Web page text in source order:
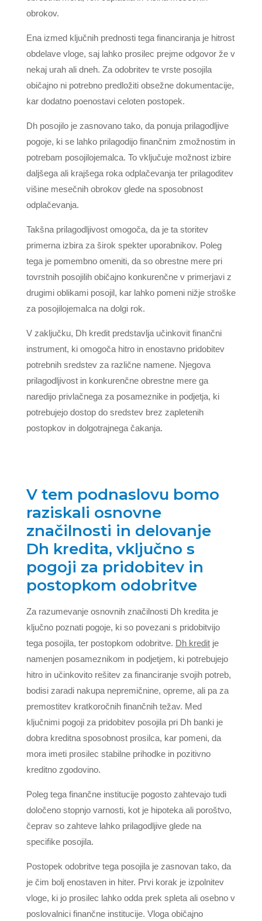
obrokov.
Ena izmed ključnih prednosti tega financiranja je hitrost
obdelave vloge, saj lahko prosilec prejme odgovor že v
nekaj urah ali dneh. Za odobritev te vrste posojila
običajno ni potrebno predložiti obsežne dokumentacije,
kar dodatno poenostavi celoten postopek.
Dh posojilo je zasnovano tako, da ponuja prilagodljive
pogoje, ki se lahko prilagodijo finančnim zmožnostim in
potrebam posojilojemalca. To vključuje možnost izbire
daljšega ali krajšega roka odplačevanja ter prilagoditev
višine mesečnih obrokov glede na sposobnost
odplačevanja.
Takšna prilagodljivost omogoča, da je ta storitev
primerna izbira za širok spekter uporabnikov. Poleg
tega je pomembno omeniti, da so obrestne mere pri
tovrstnih posojilih običajno konkurenčne v primerjavi z
drugimi oblikami posojil, kar lahko pomeni nižje stroške
za posojilojemalca na dolgi rok.
V zaključku, Dh kredit predstavlja učinkovit finančni
instrument, ki omogoča hitro in enostavno pridobitev
potrebnih sredstev za različne namene. Njegova
prilagodljivost in konkurenčne obrestne mere ga
naredijo privlačnega za posameznike in podjetja, ki
potrebujejo dostop do sredstev brez zapletenih
postopkov in dolgotrajnega čakanja.
V tem podnaslovu bomo
raziskali osnovne
značilnosti in delovanje
Dh kredita, vključno s
pogoji za pridobitev in
postopkom odobritve
Za razumevanje osnovnih značilnosti Dh kredita je
ključno poznati pogoje, ki so povezani s pridobitvijo
tega posojila, ter postopkom odobritve. Dh kreditje
namenjen posameznikom in podjetjem, ki potrebujejo
hitro in učinkovito rešitev za financiranje svojih potreb,
bodisi zaradi nakupa nepremičnine, opreme, ali pa za
premostitev kratkoročnih finančnih težav. Med
ključnimi pogoji za pridobitev posojila pri Dh banki je
dobra kreditna sposobnost prosilca, kar pomeni, da
mora imeti prosilec stabilne prihodke in pozitivno
kreditno zgodovino.
Poleg tega finančne institucije pogosto zahtevajo tudi
določeno stopnjo varnosti, kot je hipoteka ali poroštvo,
čeprav so zahteve lahko prilagodljive glede na
specifike posojila.
Postopek odobritve tega posojila je zasnovan tako, da
je čim bolj enostaven in hiter. Prvi korak je izpolnitev
vloge, ki jo prosilec lahko odda prek spleta ali osebno v
poslovalnici finančne institucije. Vloga običajno